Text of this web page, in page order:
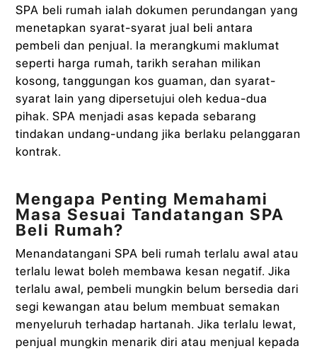
SPA beli rumah ialah dokumen perundangan yang
menetapkan syarat-syarat jual beli antara
pembeli dan penjual. Ia merangkumi maklumat
seperti harga rumah, tarikh serahan milikan
kosong, tanggungan kos guaman, dan syarat-
syarat lain yang dipersetujui oleh kedua-dua
pihak. SPA menjadi asas kepada sebarang
tindakan undang-undang jika berlaku pelanggaran
kontrak.
Mengapa Penting Memahami
Masa Sesuai Tandatangan SPA
Beli Rumah?
Menandatangani SPA beli rumah terlalu awal atau
terlalu lewat boleh membawa kesan negatif. Jika
terlalu awal, pembeli mungkin belum bersedia dari
segi kewangan atau belum membuat semakan
menyeluruh terhadap hartanah. Jika terlalu lewat,
penjual mungkin menarik diri atau menjual kepada